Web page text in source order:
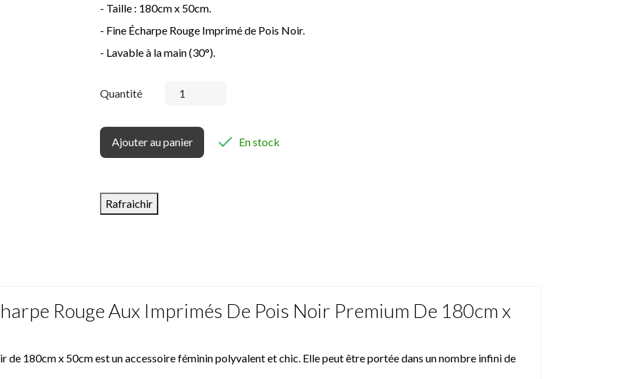
- Taille : 180cm x 50cm.
- Fine Écharpe Rouge Imprimé de Pois Noir.
- Lavable à la main (30°).
Quantité
Ajouter au panier  En stock
Rouge Aux Imprimés De Pois Noir Premium De 180cm x
de 180cm x 50cm est un accessoire féminin polyvalent et chic. Elle peut être portée dans un nombre infini de